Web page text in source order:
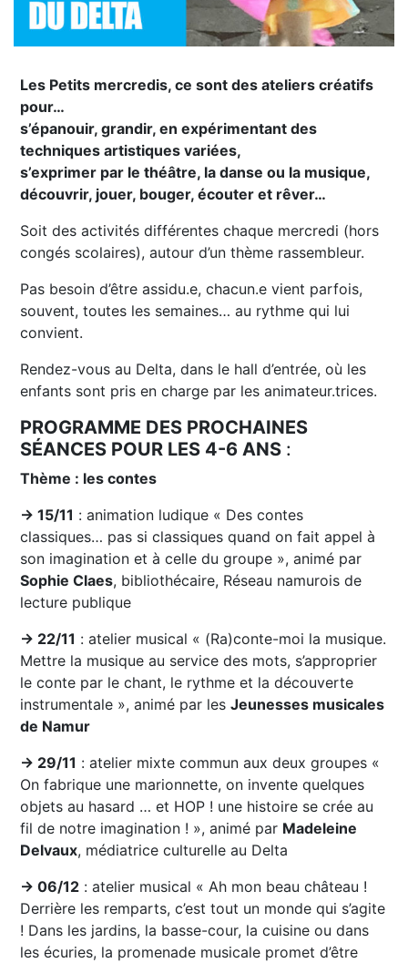
Les Petits mercredis, ce sont des ateliers créatifs
pour…
s’épanouir, grandir, en expérimentant des
techniques artistiques variées,
s’exprimer par le théâtre, la danse ou la musique,
découvrir, jouer, bouger, écouter et rêver…
Soit des activités différentes chaque mercredi (hors
congés scolaires), autour d’un thème rassembleur.
Pas besoin d’être assidu.e, chacun.e vient parfois,
souvent, toutes les semaines… au rythme qui lui
convient.
Rendez-vous au Delta, dans le hall d’entrée, où les
enfants sont pris en charge par les animateur.trices.
PROGRAMME DES PROCHAINES
SÉANCES POUR LES 4-6 ANS :
Thème : les contes
→ 15/11 : animation ludique « Des contes
classiques… pas si classiques quand on fait appel à
son imagination et à celle du groupe », animé par
Sophie Claes, bibliothécaire, Réseau namurois de
lecture publique
→ 22/11 : atelier musical « (Ra)conte-moi la musique.
Mettre la musique au service des mots, s’approprier
le conte par le chant, le rythme et la découverte
instrumentale », animé par lesJeunesses musicales
de Namur
→ 29/11 : atelier mixte commun aux deux groupes «
On fabrique une marionnette, on invente quelques
objets au hasard … et HOP ! une histoire se crée au
fil de notre imagination ! », animé par Madeleine
Delvaux, médiatrice culturelle au Delta
→ 06/12 : atelier musical « Ah mon beau château !
Derrière les remparts, c’est tout un monde qui s’agite
! Dans les jardins, la basse-cour, la cuisine ou dans
les écuries, la promenade musicale promet d’être